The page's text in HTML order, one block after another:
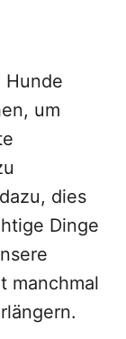
Hunde
um
dies
Dinge
manchmal